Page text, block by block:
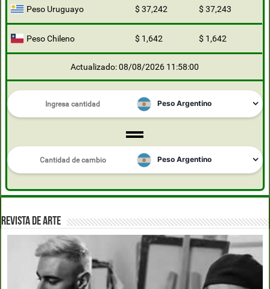
Peso Uruguayo $ 37,242 $ 37,243
Peso Chileno $ 1,642 $ 1,642
Actualizado: 08/08/2026 11:58:00
REVISTA DE ARTE